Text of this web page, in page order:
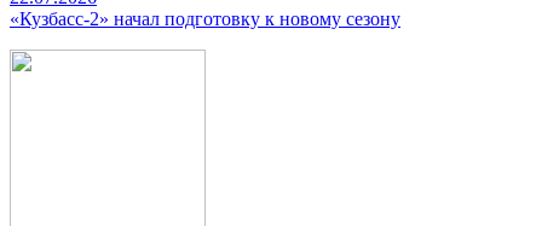
«Кузбасс-2» начал подготовку к новому сезону